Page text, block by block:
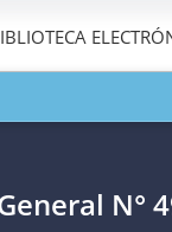
DE LAN°